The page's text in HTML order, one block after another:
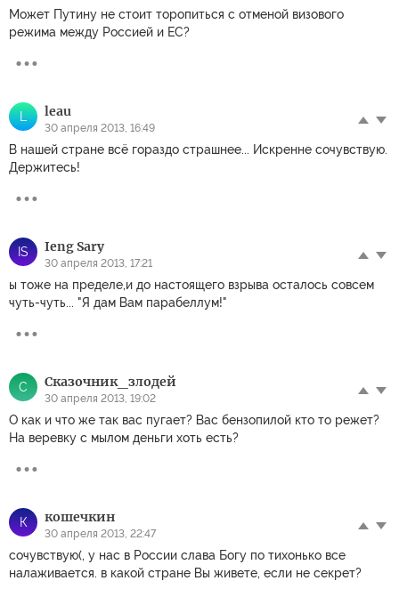
Может Путину не стоит торопиться с отменой визового
режима между Россией и ЕС?
L leau
30 апреля 2013, 16:49
В нашей стране всё гораздо страшнее... Искренне сочувствую.
Держитесь!
IS Ieng Sary
30 апреля 2013, 17:21
ы тоже на пределе,и до настоящего взрыва осталось совсем
чуть-чуть... "Я дам Вам парабеллум!"
С Сказочник_злодей
30 апреля 2013, 19:02
О как и что же так вас пугает? Вас бензопилой кто то режет?
На веревку с мылом деньги хоть есть?
К кошечкин
30 апреля 2013, 22:47
сочувствую(, у нас в России слава Богу по тихонько все
налаживается. в какой стране Вы живете, если не секрет?